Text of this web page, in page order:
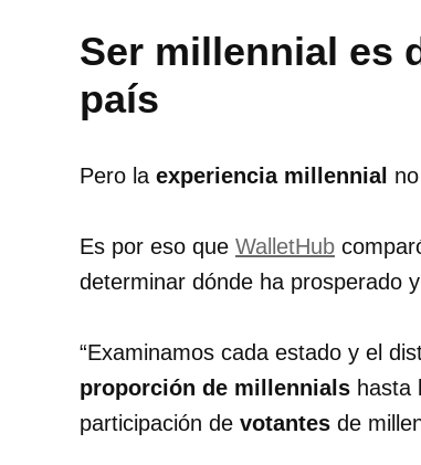
Ser millennial es
país
Pero la experiencia millennial
Es por eso que WalletHub
determinar dónde ha prosperado
“Examinamos cada estado y el
proporción de millennials hasta
participación de votantes de